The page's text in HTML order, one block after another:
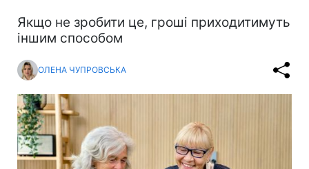
Якщо не зробити це, гроші приходитимуть
іншим способом
ОЛЕНА ЧУПРОВСЬКА